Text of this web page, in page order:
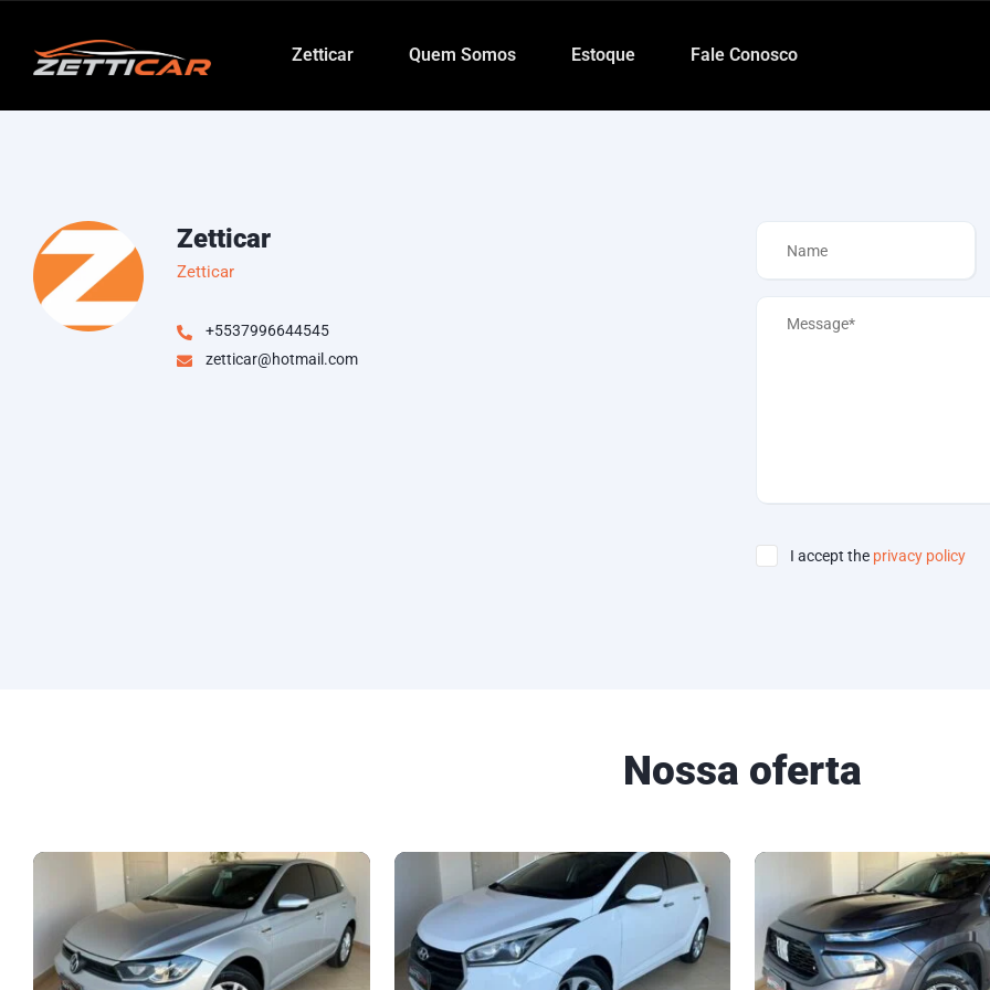
Zetticar Quem Somos Estoque Fale Conosco
Zetticar
Zetticar
+5537996644545
zetticar@hotmail.com
I accept the privacy policy
Nossa oferta